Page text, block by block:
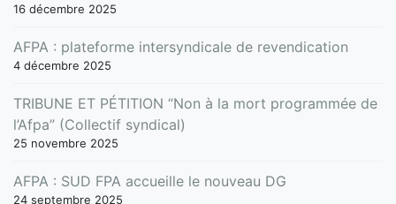
16 décembre 2025
AFPA : plateforme intersyndicale de revendication
4 décembre 2025
TRIBUNE ET PÉTITION “Non à la mort programmée de
l’Afpa” (Collectif syndical)
25 novembre 2025
AFPA : SUD FPA accueille le nouveau DG
24 septembre 2025